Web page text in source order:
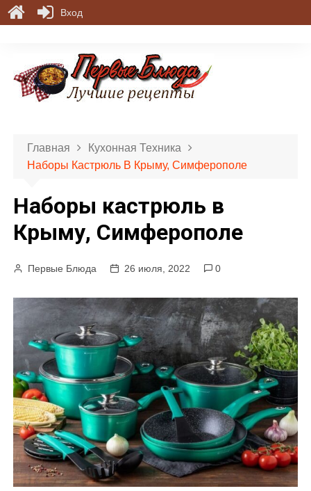
Главная
Кухонная Техника
Наборы Кастрюль В Крыму, Симферополе
Наборы кастрюль в
Крыму, Симферополе
Первые Блюда 26 июля, 2022 0
Вход